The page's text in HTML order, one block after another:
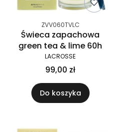
ZVV060TVLC
Świeca zapachowa
green tea & lime 60h
LACROSSE
99,00 zł
Do koszyka